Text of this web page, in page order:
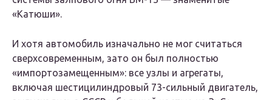
«Катюши».
И хотя автомобиль изначально не мог считаться
сверхсовременным, зато он был полностью
«импортозамещенным»: все узлы и агрегаты,
включая шестицилиндровый 73-сильный двигатель,